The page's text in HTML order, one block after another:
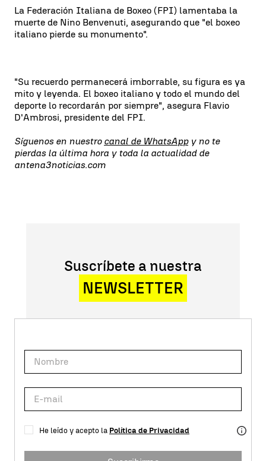
La Federación Italiana de Boxeo (FPI) lamentaba la
muerte de Nino Benvenuti, asegurando que "el boxeo
italiano pierde su monumento".
"Su recuerdo permanecerá imborrable, su figura es ya
mito y leyenda. El boxeo italiano y todo el mundo del
deporte lo recordarán por siempre", asegura Flavio
D'Ambrosi, presidente del FPI.
Síguenos en nuestro canal de WhatsAppy no te
pierdas la última hora y toda la actualidad de
antena3noticias.com
Suscríbete a nuestra
NEWSLETTER
He leído y acepto la Política de Privacidad